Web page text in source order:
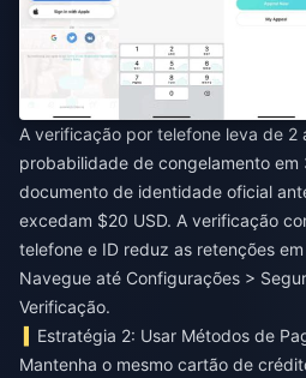
A verificação por telefone leva de 2
probabilidade de congelamento
documento de identidade oficial
excedam $20 USD. A verificação
telefone e ID reduz as retenções
Navegue até Configurações >
Verificação.
Estratégia 2: Usar Métodos de
Mantenha o mesmo cartão de